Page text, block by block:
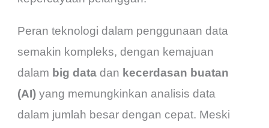
Peran teknologi dalam penggunaan data
semakin kompleks, dengan kemajuan
dalam big data dan kecerdasan buatan
(AI) yang memungkinkan analisis data
dalam jumlah besar dengan cepat. Meski